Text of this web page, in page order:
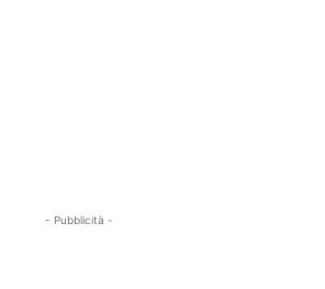
- Pubblicità -